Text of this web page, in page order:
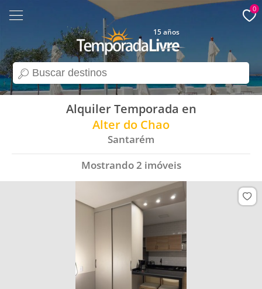
search
15 años
0
Alquiler Temporada en
Alter do Chao
Santarém
Mostrando2 imóveis